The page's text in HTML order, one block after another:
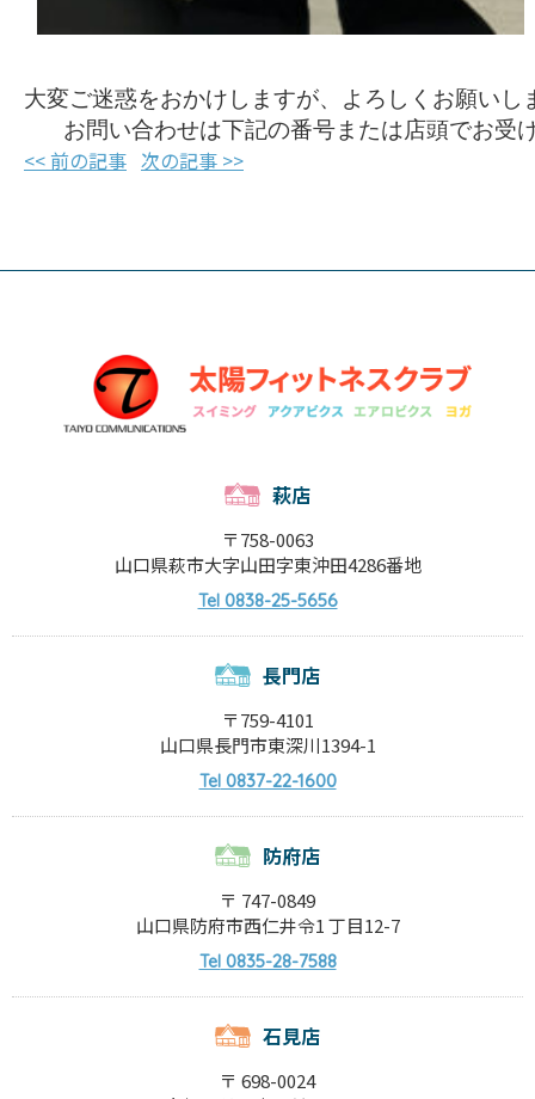
大変ご迷惑をおかけしますが、よろしくお願いし
お問い合わせは下記の番号または店頭でお受
<< 前の記事 次の記事 >>
萩店
〒758-0063
山口県萩市大字山田字東沖田4286番地
Tel0838-25-5656
長門店
〒759-4101
山口県長門市東深川1394-1
Tel0837-22-1600
防府店
〒 747-0849
山口県防府市西仁井令1 丁目12-7
Tel0835-28-7588
石見店
〒 698-0024